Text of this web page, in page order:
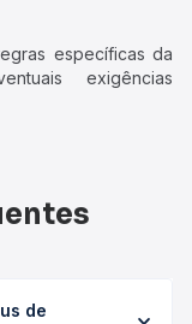
específicas da
exigências
de